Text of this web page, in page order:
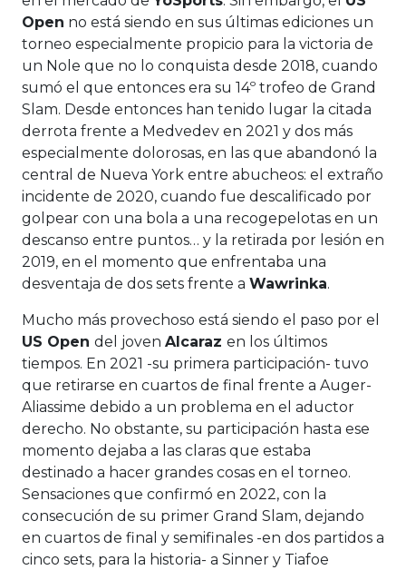
Open no está siendo en sus últimas ediciones un
torneo especialmente propicio para la victoria de
un Nole que no lo conquista desde 2018, cuando
sumó el que entonces era su 14º trofeo de Grand
Slam. Desde entonces han tenido lugar la citada
derrota frente a Medvedev en 2021 y dos más
especialmente dolorosas, en las que abandonó la
central de Nueva York entre abucheos: el extraño
incidente de 2020, cuando fue descalificado por
golpear con una bola a una recogepelotas en un
descanso entre puntos… y la retirada por lesión en
2019, en el momento que enfrentaba una
desventaja de dos sets frente a Wawrinka.
Mucho más provechoso está siendo el paso por el
US Open del joven Alcaraz en los últimos
tiempos. En 2021 -su primera participación- tuvo
que retirarse en cuartos de final frente a Auger-
Aliassime debido a un problema en el aductor
derecho. No obstante, su participación hasta ese
momento dejaba a las claras que estaba
destinado a hacer grandes cosas en el torneo.
Sensaciones que confirmó en 2022, con la
consecución de su primer Grand Slam, dejando
en cuartos de final y semifinales -en dos partidos a
cinco sets, para la historia- a Sinner y Tiafoe